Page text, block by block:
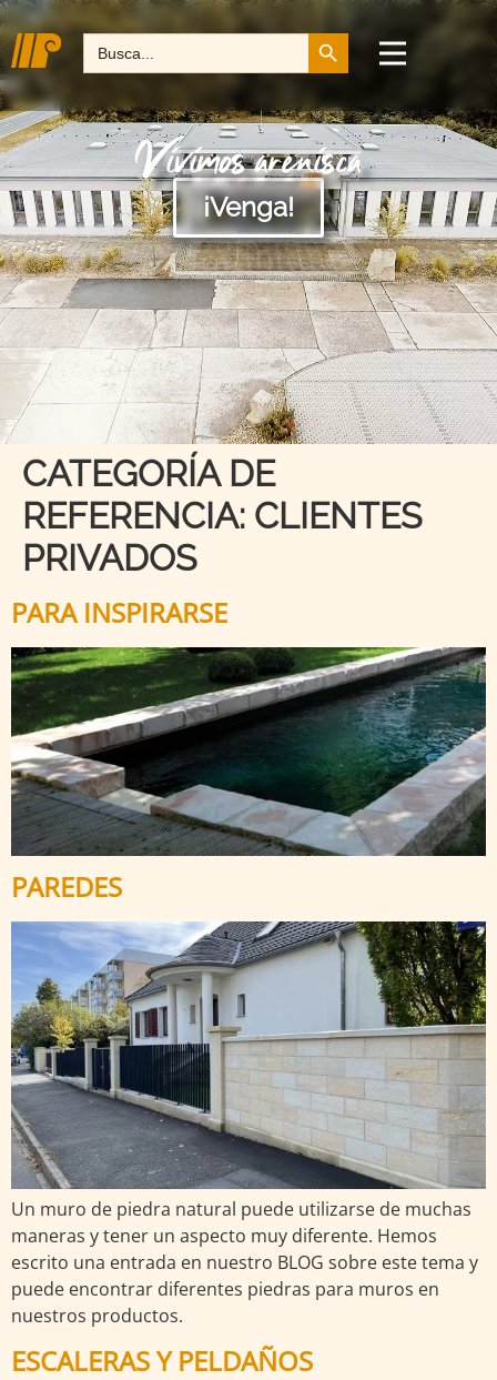
Buscar: Botón de búsqueda
Vivimos arenisca
¡Venga!
CATEGORÍA DE
REFERENCIA: CLIENTES
PRIVADOS
PARA INSPIRARSE
PAREDES
Un muro de piedra natural puede utilizarse de muchas
maneras y tener un aspecto muy diferente. Hemos
escrito una entrada en nuestro BLOG sobre este tema y
puede encontrar diferentes piedras para muros en
nuestros productos.
ESCALERAS Y PELDAÑOS